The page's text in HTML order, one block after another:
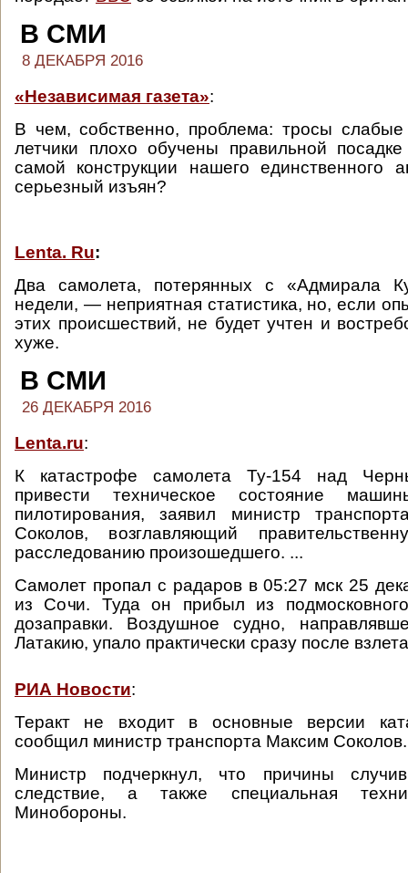
В СМИ
8 ДЕКАБРЯ 2016
«Независимая газета»:
В чем, собственно, проблема: тросы
летчики плохо обучены правильной
самой конструкции нашего единственного
серьезный изъян?
Lenta. Ru:
Два самолета, потерянных с «Адмирала
недели, — неприятная статистика, но, если
этих происшествий, не будет учтен и
хуже.
В СМИ
26 ДЕКАБРЯ 2016
Lenta.ru:
К катастрофе самолета Ту-154 над
привести техническое состояние
пилотирования, заявил министр
Соколов, возглавляющий
расследованию произошедшего. ...
Самолет пропал с радаров в 05:27 мск 25
из Сочи. Туда он прибыл из
дозаправки. Воздушное судно,
Латакию, упало практически сразу после
РИА Новости:
Теракт не входит в основные версии
сообщил министр транспорта Максим
Министр подчеркнул, что причины
следствие, а также специальная
Минобороны.